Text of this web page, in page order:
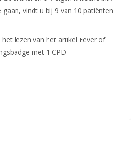
vindt u bij 9 van 10 patiënten
het lezen van het artikel Fever of
met 1 CPD -